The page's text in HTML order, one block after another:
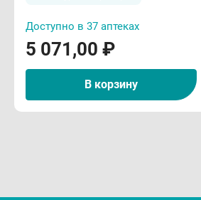
Доступно в 37 аптеках
5 071,00 ₽
В корзину